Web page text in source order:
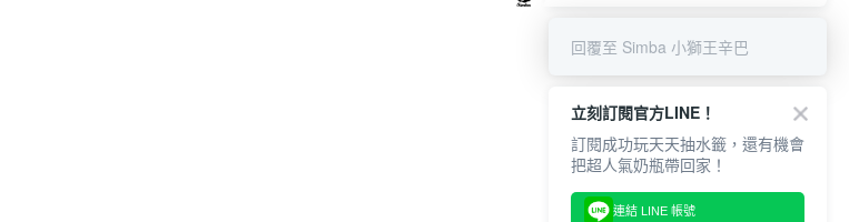
回覆至 Simba 小獅王辛巴
立刻訂閱官方LINE！
訂閱成功玩天天抽水籤，還有機會
把超人氣奶瓶帶回家！
連結 LINE 帳號